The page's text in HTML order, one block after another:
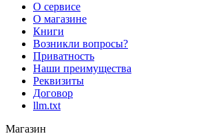
О сервисе
О магазине
Книги
Возникли вопросы?
Приватность
Наши преимущества
Реквизиты
Договор
llm.txt
Магазин